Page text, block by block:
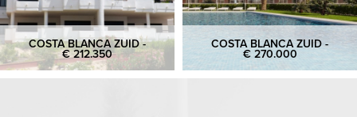
COSTA BLANCA ZUID -
€ 212.350
COSTA BLANCA ZUID -
€ 270.000